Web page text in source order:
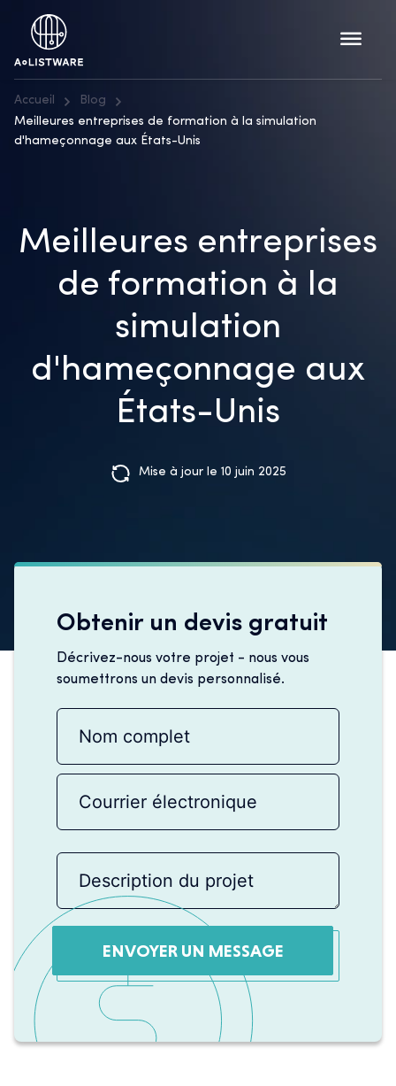
Accueil
Blog
Meilleures entreprises de formation à la simulation
d'hameçonnage aux États-Unis
Meilleures entreprises
de formation à la
simulation
d'hameçonnage aux
États-Unis
Mise à jour le 10 juin 2025
Obtenir un devis gratuit
Décrivez-nous votre projet - nous vous
soumettrons un devis personnalisé.
ENVOYER UN MESSAGE